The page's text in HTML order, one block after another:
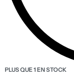
PLUS QUE 1 EN STOCK